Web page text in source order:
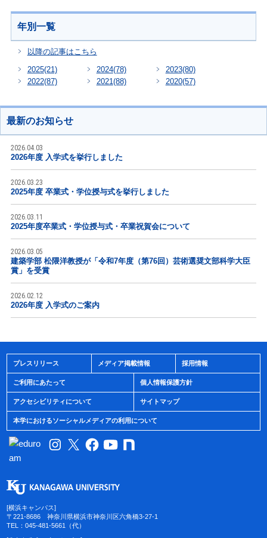
年別一覧
以降の記事はこちら
2025(21) 2024(78) 2023(80)
2022(87) 2021(88) 2020(57)
最新のお知らせ
2026.04.03
2026年度 入学式を挙行しました
2026.03.23
2025年度 卒業式・学位授与式を挙行しました
2026.03.11
2025年度卒業式・学位授与式・卒業祝賀会について
2026.03.05
建築学部 松隈洋教授が「令和7年度（第76回）芸術選奨文部科学大臣
賞」を受賞
2026.02.12
2026年度 入学式のご案内
プレスリリース メディア掲載情報 採用情報
ご利用にあたって 個人情報保護方針
アクセシビリティについて サイトマップ
本学におけるソーシャルメディアの利用について
[横浜キャンパス]
〒221-8686 神奈川県横浜市神奈川区六角橋3-27-1
TEL：045-481-5661（代）